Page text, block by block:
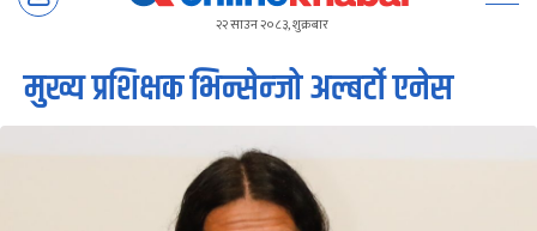
२२ साउन २०८३, शुक्रबार
मुख्य प्रशिक्षक भिन्सेन्जो अल्बर्टो एनेस